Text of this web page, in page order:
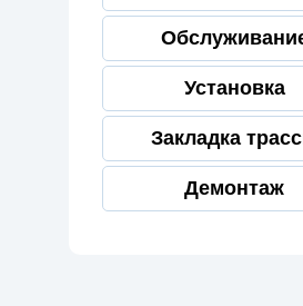
Установка
Закладка
Демонтаж